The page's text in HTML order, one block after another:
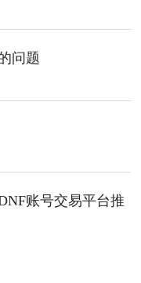
问题
账号交易平台推